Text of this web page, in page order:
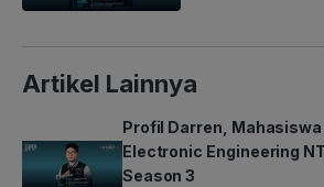
Artikel Lainnya
Profil Darren,
Electronic Engineering
Season 3